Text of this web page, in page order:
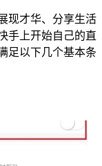
现才华、分享生活
手上开始自己的直
足以下几个基本条